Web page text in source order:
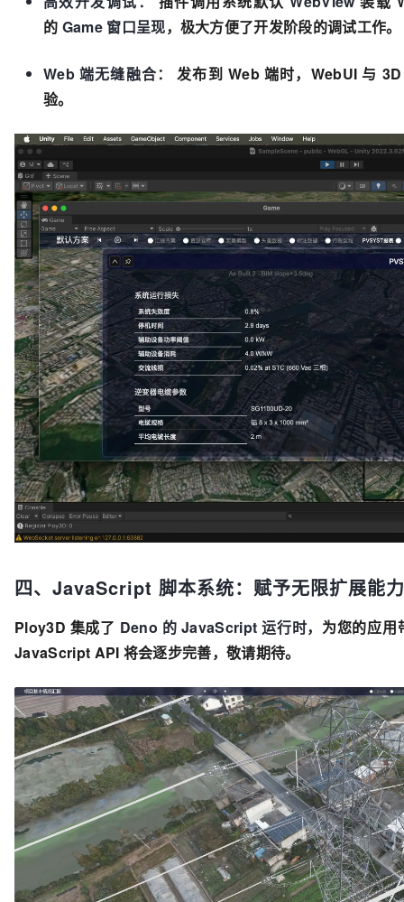
的 Game 窗口呈现，极大方便了开发阶段的调试工作。
Web 端无缝融合：
发布到 Web 端时，WebUI 与
验。
四、JavaScript 脚本系统：赋予无限扩展能力
Ploy3D 集成了 Deno 的 JavaScript 运行时，为您的应用
JavaScript API 将会逐步完善，敬请期待。